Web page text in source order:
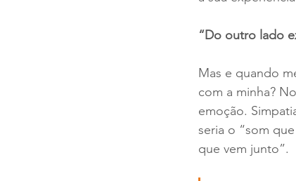
“Do outro lado
Mas e quando
com a minha?
emoção.
seria o “som
que vem junto”.